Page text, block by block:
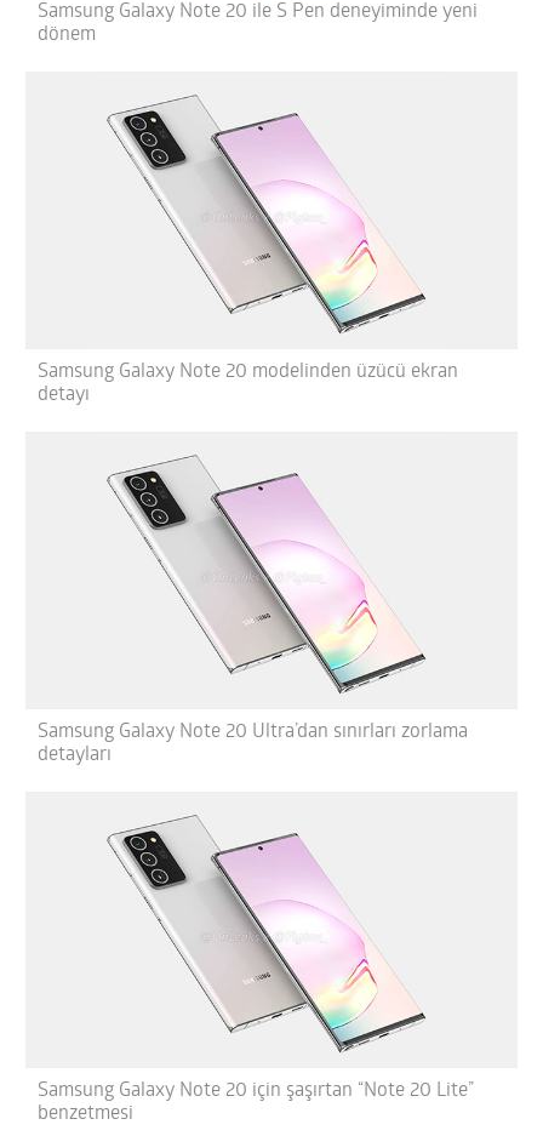
Samsung Galaxy Note 20 ile S Pen deneyiminde yeni
dönem
Samsung Galaxy Note 20 modelinden üzücü ekran
detayı
Samsung Galaxy Note 20 Ultra’dan sınırları zorlama
detayları
Samsung Galaxy Note 20 için şaşırtan “Note 20 Lite”
benzetmesi